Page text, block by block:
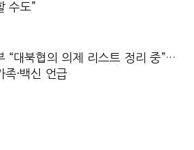
수도”
“대북협의 의제 리스트 정리 중”…
족·백신 언급